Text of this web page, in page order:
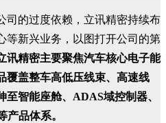
司的过度依赖，立讯精密持续布
等新兴业务，以图打开公司的第
讯精密主要聚焦汽车核心电子能
覆盖整车高低压线束、高速线
智能座舱、ADAS域控制器、
产品体系。